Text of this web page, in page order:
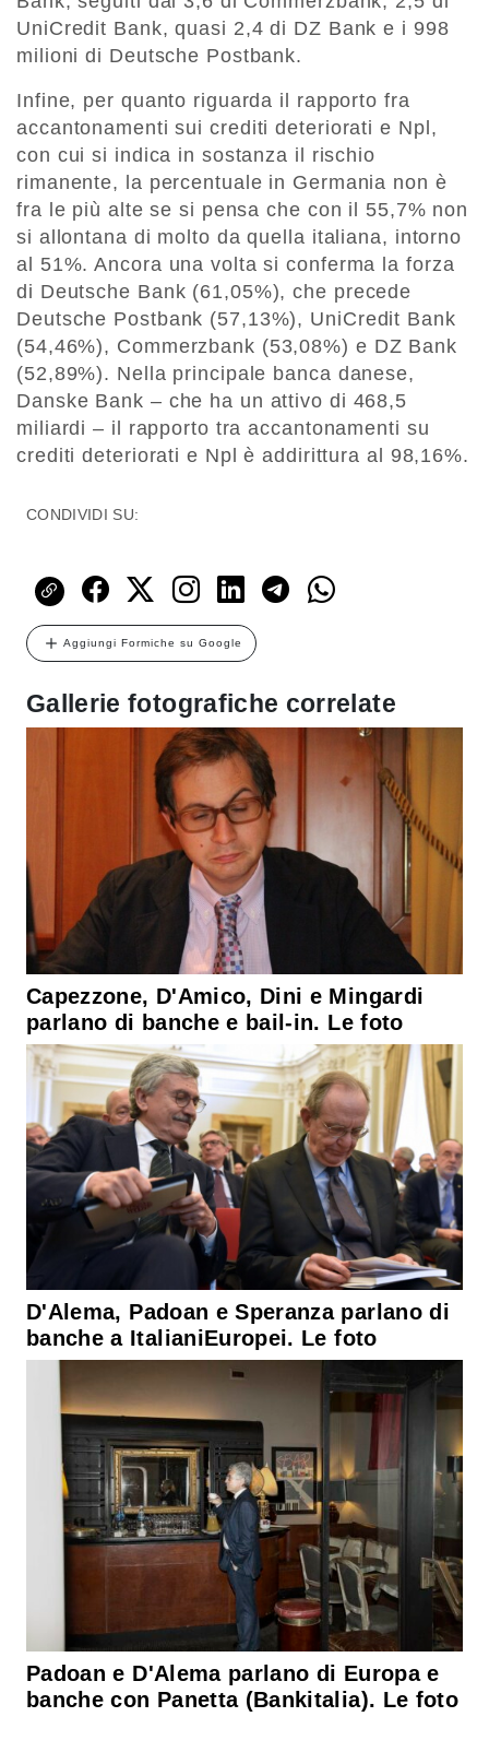
UniCredit Bank, quasi 2,4 di DZ Bank e i 998
milioni di Deutsche Postbank.
Infine, per quanto riguarda il rapporto fra
accantonamenti sui crediti deteriorati e Npl,
con cui si indica in sostanza il rischio
rimanente, la percentuale in Germania non è
fra le più alte se si pensa che con il 55,7% non
si allontana di molto da quella italiana, intorno
al 51%. Ancora una volta si conferma la forza
di Deutsche Bank (61,05%), che precede
Deutsche Postbank (57,13%), UniCredit Bank
(54,46%), Commerzbank (53,08%) e DZ Bank
(52,89%). Nella principale banca danese,
Danske Bank – che ha un attivo di 468,5
miliardi – il rapporto tra accantonamenti su
crediti deteriorati e Npl è addirittura al 98,16%.
CONDIVIDI SU:
Aggiungi Formiche su Google
Gallerie fotografiche correlate
Capezzone, D'Amico, Dini e Mingardi
parlano di banche e bail-in. Le foto
D'Alema, Padoan e Speranza parlano di
banche a ItalianiEuropei. Le foto
Padoan e D'Alema parlano di Europa e
banche con Panetta (Bankitalia). Le foto